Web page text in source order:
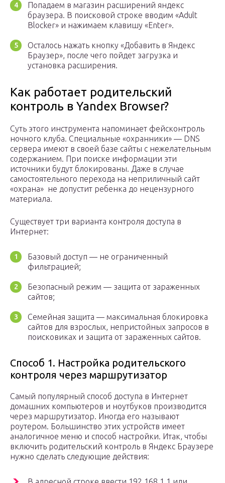
Попадаем в магазин расширений яндекс
браузера. В поисковой строке вводим «Adult
Blocker» и нажимаем клавишу «Enter».
Осталось нажать кнопку «Добавить в Яндекс
Браузер», после чего пойдет загрузка и
установка расширения.
Как работает родительский
контроль в Yandex Browser?
Суть этого инструмента напоминает фейсконтроль
ночного клуба. Специальные «охранники» — DNS
сервера имеют в своей базе сайты с нежелательным
содержанием. При поиске информации эти
источники будут блокированы. Даже в случае
самостоятельного перехода на неприличный сайт
«охрана» не допустит ребенка до нецензурного
материала.
Существует три варианта контроля доступа в
Интернет:
Базовый доступ — не ограниченный
фильтрацией;
Безопасный режим — защита от зараженных
сайтов;
Семейная защита — максимальная блокировка
сайтов для взрослых, непристойных запросов в
поисковиках и защита от зараженных сайтов.
Способ 1. Настройка родительского
контроля через маршрутизатор
Самый популярный способ доступа в Интернет
домашних компьютеров и ноутбуков производится
через маршрутизатор. Иногда его называют
роутером. Большинство этих устройств имеет
аналогичное меню и способ настройки. Итак, чтобы
включить родительский контроль в Яндекс Браузере
нужно сделать следующие действия: